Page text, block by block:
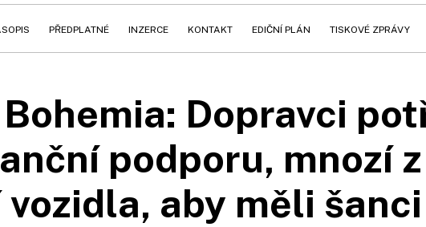
PŘEDPLATNÉ INZERCE KONTAKT EDIČNÍ PLÁN TISKOVÉ ZPRÁVY
Dopravci
podporu, mnozí
aby měli